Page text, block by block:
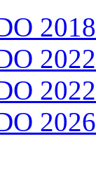
2018
2022
2026